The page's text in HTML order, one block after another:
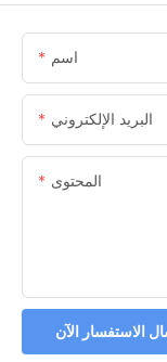
اسم
البريد الإلكتروني
المحتوى
الاستفسار الآن